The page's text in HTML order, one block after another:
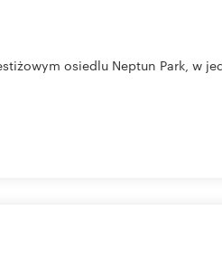
osiedlu Neptun Park, w